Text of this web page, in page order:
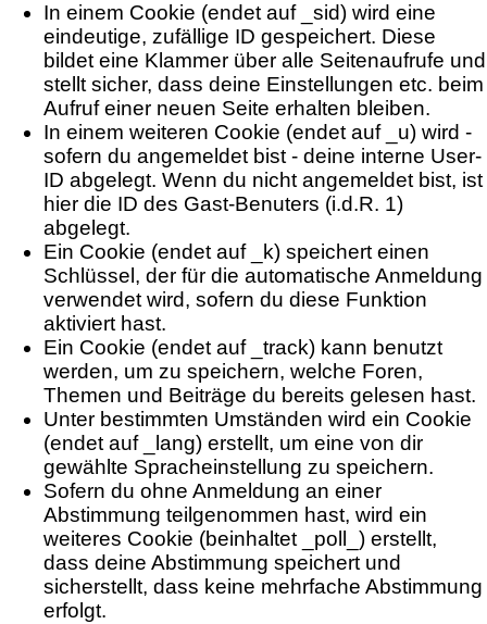
In einem Cookie (endet auf _sid) wird eine
eindeutige, zufällige ID gespeichert. Diese
bildet eine Klammer über alle Seitenaufrufe und
stellt sicher, dass deine Einstellungen etc. beim
Aufruf einer neuen Seite erhalten bleiben.
In einem weiteren Cookie (endet auf _u) wird -
sofern du angemeldet bist - deine interne User-
ID abgelegt. Wenn du nicht angemeldet bist, ist
hier die ID des Gast-Benuters (i.d.R. 1)
abgelegt.
Ein Cookie (endet auf _k) speichert einen
Schlüssel, der für die automatische Anmeldung
verwendet wird, sofern du diese Funktion
aktiviert hast.
Ein Cookie (endet auf _track) kann benutzt
werden, um zu speichern, welche Foren,
Themen und Beiträge du bereits gelesen hast.
Unter bestimmten Umständen wird ein Cookie
(endet auf _lang) erstellt, um eine von dir
gewählte Spracheinstellung zu speichern.
Sofern du ohne Anmeldung an einer
Abstimmung teilgenommen hast, wird ein
weiteres Cookie (beinhaltet _poll_) erstellt,
dass deine Abstimmung speichert und
sicherstellt, dass keine mehrfache Abstimmung
erfolgt.